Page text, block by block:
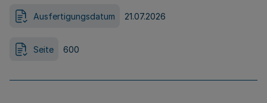
Ausfertigungsdatum 21.07.2026
Seite 600